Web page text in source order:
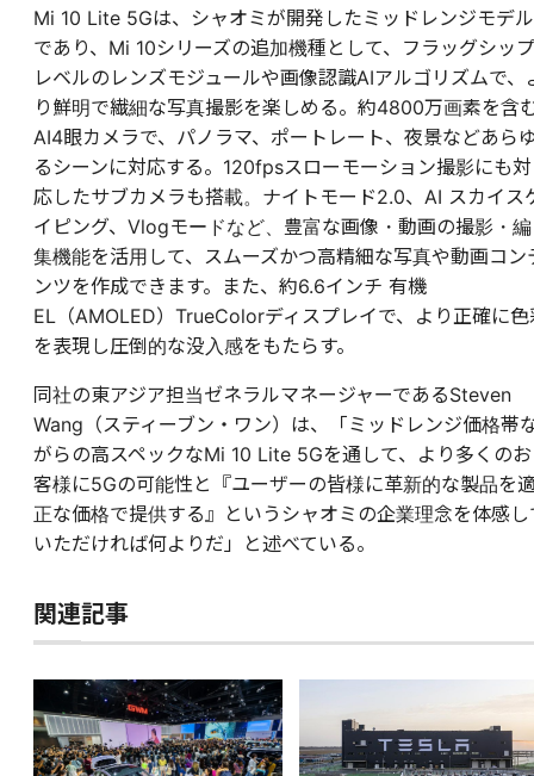
Mi 10 Lite 5Gは、シャオミが開発したミッドレンジモデル
であり、Mi 10シリーズの追加機種として、フラッグシップ
レベルのレンズモジュールや画像認識AIアルゴリズムで、
り鮮明で繊細な写真撮影を楽しめる。約4800万画素を含
AI4眼カメラで、パノラマ、ポートレート、夜景などあら
るシーンに対応する。120fpsスローモーション撮影にも対
応したサブカメラも搭載。ナイトモード2.0、AI スカイス
イピング、Vlogモードなど、豊富な画像・動画の撮影・編
集機能を活用して、スムーズかつ高精細な写真や動画コン
ンツを作成できます。また、約6.6インチ 有機
EL（AMOLED）TrueColorディスプレイで、より正確に色
を表現し圧倒的な没入感をもたらす。
同社の東アジア担当ゼネラルマネージャーであるSteven
Wang（スティーブン・ワン）は、「ミッドレンジ価格帯
がらの高スペックなMi 10 Lite 5Gを通して、より多くのお
客様に5Gの可能性と『ユーザーの皆様に革新的な製品を
正な価格で提供する』というシャオミの企業理念を体感し
いただければ何よりだ」と述べている。
関連記事